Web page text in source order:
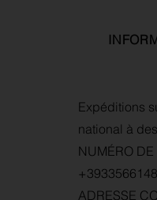
Expéditions
national à
NUMÉRO
ADRESSE